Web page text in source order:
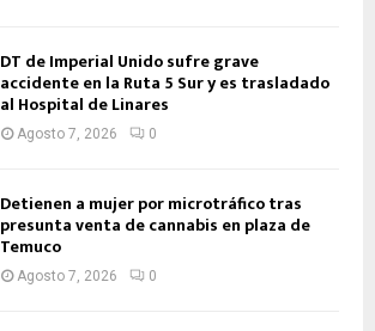
DT de Imperial Unido sufre grave
accidente en la Ruta 5 Sur y es trasladado
al Hospital de Linares
Agosto 7, 2026 0
Detienen a mujer por microtráfico tras
presunta venta de cannabis en plaza de
Temuco
Agosto 7, 2026 0